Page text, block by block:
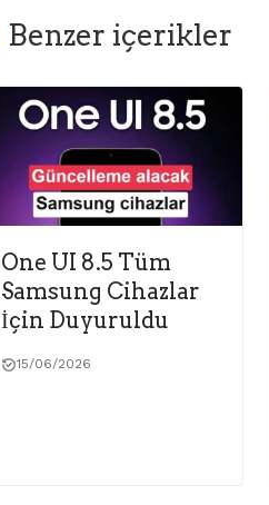
Benzer içerikler
One UI 8.5 Tüm
Samsung Cihazlar
İçin Duyuruldu
15/06/2026